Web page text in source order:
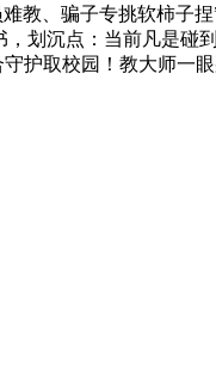
教、骗子专挑软柿子
划沉点：当前凡是碰
护取校园！教大师一